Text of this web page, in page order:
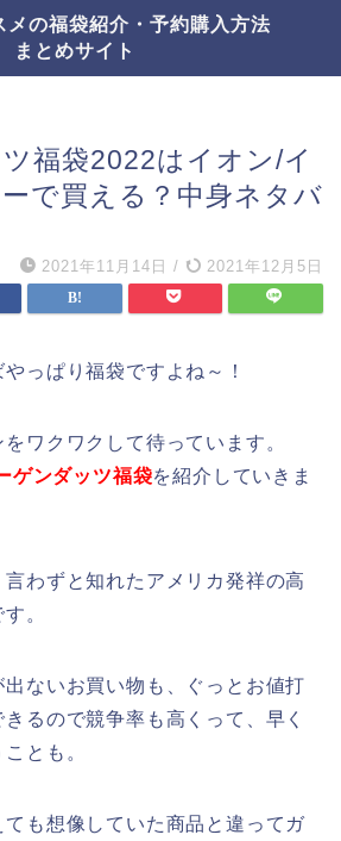
の福袋紹介・予約購入方法
まとめサイト
福袋2022はイオン/イ
で買える？中身ネタバ
2021年11月14日 / 2021年12月5日
っぱり福袋ですよね～！
ワクワクして待っています。
ゲンダッツ福袋を紹介していきま
わずと知れたアメリカ発祥の高
。
ないお買い物も、ぐっとお値打
るので競争率も高くって、早く
とも。
ても想像していた商品と違ってガ